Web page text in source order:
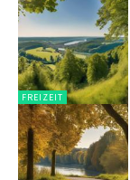
FREIZEIT